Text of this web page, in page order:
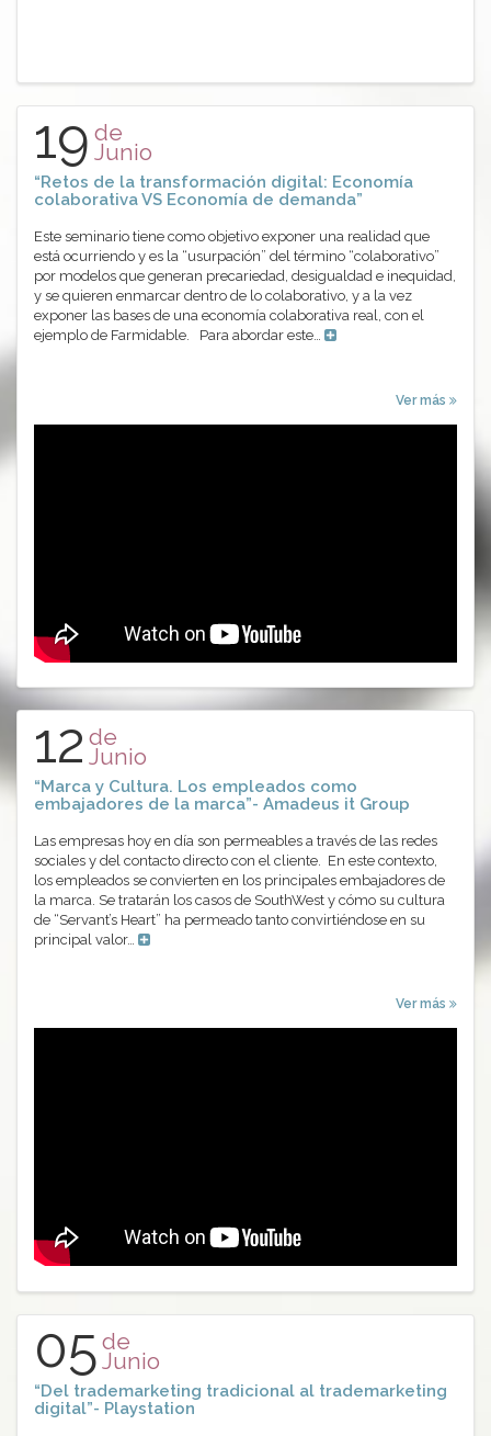
19 de
Junio
“Retos de la transformación digital: Economía
colaborativa VS Economía de demanda”
Este seminario tiene como objetivo exponer una realidad que
está ocurriendo y es la “usurpación” del término “colaborativo”
por modelos que generan precariedad, desigualdad e inequidad,
y se quieren enmarcar dentro de lo colaborativo, y a la vez
exponer las bases de una economía colaborativa real, con el
ejemplo de Farmidable. Para abordar este…
Ver más
12 de
Junio
“Marca y Cultura. Los empleados como
embajadores de la marca”- Amadeus it Group
Las empresas hoy en día son permeables a través de las redes
sociales y del contacto directo con el cliente. En este contexto,
los empleados se convierten en los principales embajadores de
la marca. Se tratarán los casos de SouthWest y cómo su cultura
de “Servant’s Heart” ha permeado tanto convirtiéndose en su
principal valor…
Ver más
05 de
Junio
“Del trademarketing tradicional al trademarketing
digital”- Playstation